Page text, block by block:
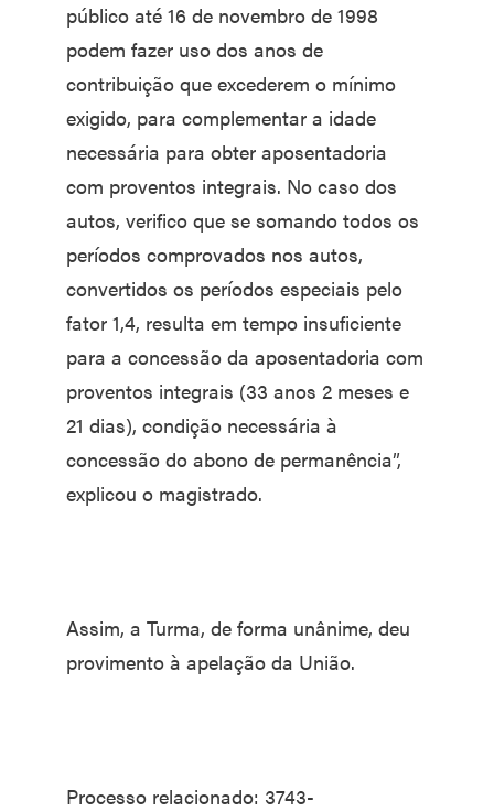
público até 16 de novembro de 1998
podem fazer uso dos anos de
contribuição que excederem o mínimo
exigido, para complementar a idade
necessária para obter aposentadoria
com proventos integrais. No caso dos
autos, verifico que se somando todos os
períodos comprovados nos autos,
convertidos os períodos especiais pelo
fator 1,4, resulta em tempo insuficiente
para a concessão da aposentadoria com
proventos integrais (33 anos 2 meses e
21 dias), condição necessária à
concessão do abono de permanência”,
explicou o magistrado.
Assim, a Turma, de forma unânime, deu
provimento à apelação da União.
Processo relacionado: 3743-